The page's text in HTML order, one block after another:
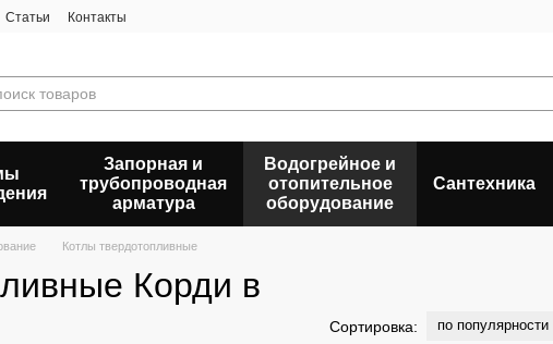
Статьи Контакты
Запорная и
трубопроводная
арматура
Водогрейное и
отопительное
оборудование
Сантехника
Котлы твердотопливные
Корди в
Сортировка: по популярности